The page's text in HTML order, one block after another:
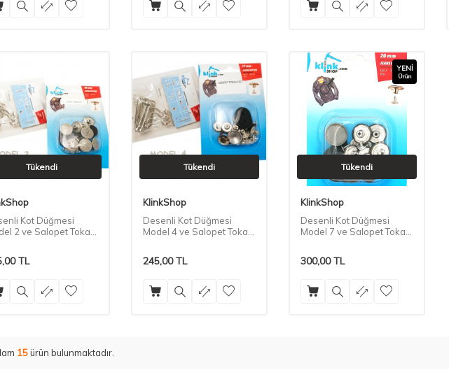
Tükendi
Kot Düğmesi
2 ve Salopet Tokası
TL
Tükendi
KlinkShop
Desenli Kot Düğmesi
Model 4 ve Salopet Tokası
245,00TL
YENI
Ürün
Tükendi
KlinkShop
Desenli Kot Düğmesi
Model 7 ve Salopet Tokası
300,00TL
15ürün bulunmaktadır.